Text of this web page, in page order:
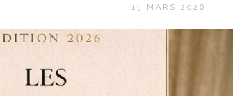
13 MARS 2026